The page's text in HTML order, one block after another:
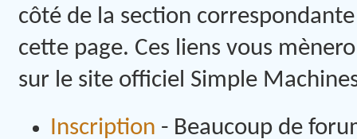
côté de la section
cette page. Ces liens vous
sur le site officiel Simple
Inscription - Beaucoup de